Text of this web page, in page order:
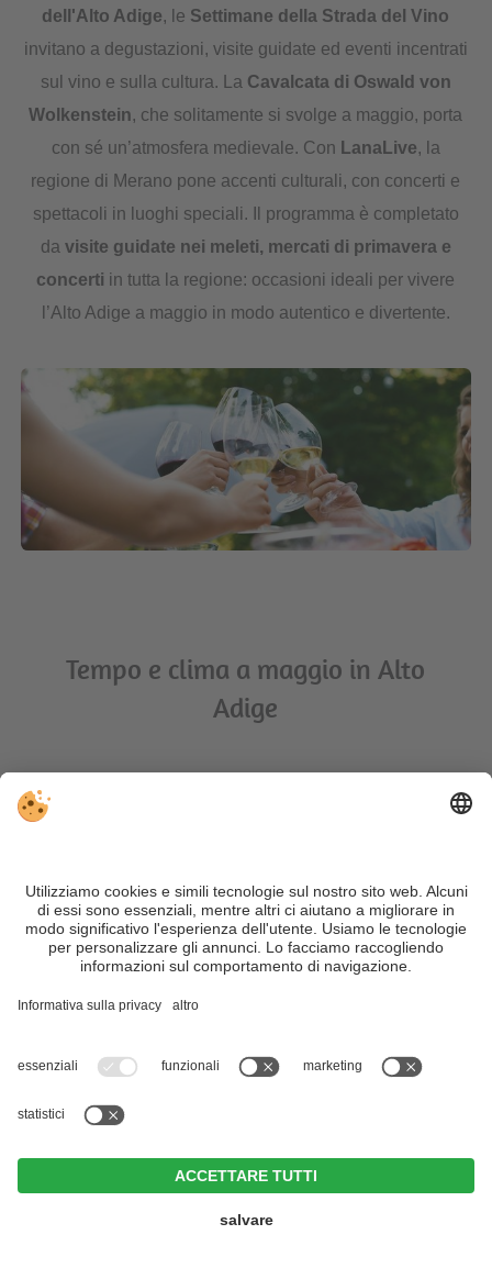
dell'Alto Adige, le Settimane della Strada del Vino
invitano a degustazioni, visite guidate ed eventi incentrati
sul vino e sulla cultura. La Cavalcata di Oswald von
Wolkenstein, che solitamente si svolge a maggio, porta
con sé un’atmosfera medievale. Con LanaLive, la
regione di Merano pone accenti culturali, con concerti e
spettacoli in luoghi speciali. Il programma è completato
da visite guidate nei meleti, mercati di primavera e
concerti in tutta la regione: occasioni ideali per vivere
l’Alto Adige a maggio in modo autentico e divertente.
Tempo e clima a maggio in Alto
Adige
ancora alpino: le temperature possono essere fresche e
potrebbe esserci ancora neve alle quote più alte, con un
meteo variabile. Le giornate di sole si alternano a
meridionali
intorno a Bressanone, Bolzano, Merano e
già decisamente più mite. Qui le giornate di sole più
lunghe e le temperature gradevoli offrono le condizioni
vita all’aria aperta. Nel complesso, maggio è un mese
piacevolmente vario, con temperature fresche in
Zin Park | alpine suites & spa